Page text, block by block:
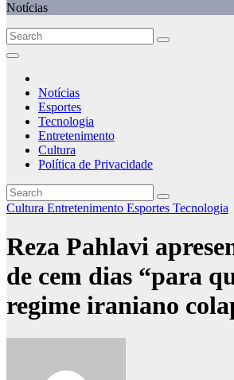
Notícias
Notícias
Esportes
Tecnologia
Entretenimento
Cultura
Política de Privacidade
Cultura Entretenimento Esportes Tecnologia
Reza Pahlavi
de cem dias “para
regime iraniano